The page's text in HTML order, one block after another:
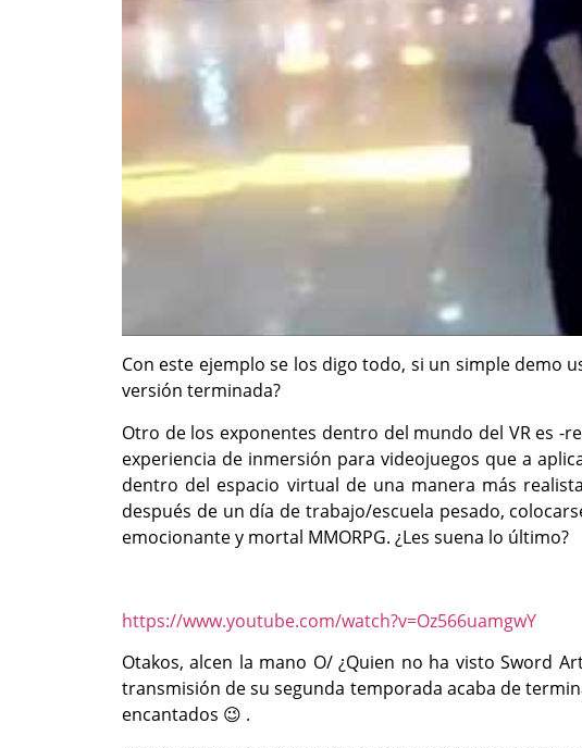
Con este ejemplo se los digo todo, si un simple demo
versión terminada?
Otro de los exponentes dentro del mundo del VR es -
experiencia de inmersión para videojuegos que a
dentro del espacio virtual de una manera más
después de un día de trabajo/escuela pesado,
emocionante y mortal MMORPG. ¿Les suena lo último?
https://www.youtube.com/watch?v=Oz566uamgwY
Otakos, alcen la mano O/ ¿Quien no ha visto Sword
transmisión de su segunda temporada acaba de
encantados 😉 .